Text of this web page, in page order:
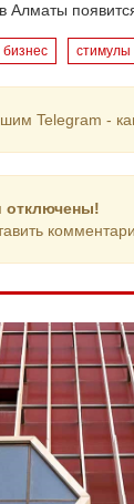
в Алматы
бизнес стимулы
Telegram -
отключены!